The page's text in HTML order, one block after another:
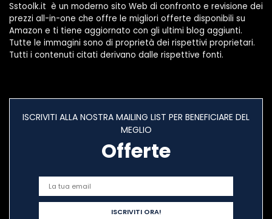
Sstoolk.it è un moderno sito Web di confronto e revisione dei
prezzi all-in-one che offre le migliori offerte disponibili su
Amazon e ti tiene aggiornato con gli ultimi blog aggiunti.
Tutte le immagini sono di proprietà dei rispettivi proprietari.
Tutti i contenuti citati derivano dalle rispettive fonti.
ISCRIVITI ALLA NOSTRA MAILING LIST PER BENEFICIARE DEL
MEGLIO
Offerte